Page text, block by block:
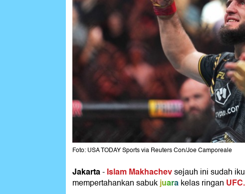
Foto: USA TODAY Sports via Reuters Con/Joe Camporeale
Jakarta-Islam Makhachevsejauh ini sudah
mempertahankan sabukjuarakelas ringan UFC.